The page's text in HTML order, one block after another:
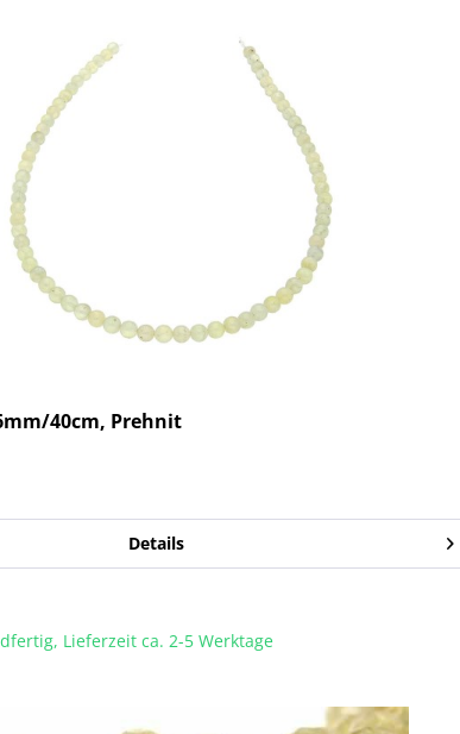
40cm, Prehnit
Details
Lieferzeit ca. 2-5 Werktage